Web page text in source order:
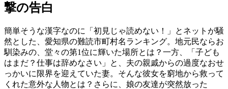
撃の告白
簡単そうな漢字なのに「初見じゃ読めない！」とネットが騒
然とした、愛知県の難読市町村名ランキング。地元民ならお
馴染みの、堂々の第1位に輝いた場所とは？一方、「子ども
はまだ？仕事は辞めなさい」と、夫の親戚からの過度なおせ
っかいに限界を迎えていた妻。そんな彼女を窮地から救って
くれた意外な人物とは？さらに、娘の友達が突然放った